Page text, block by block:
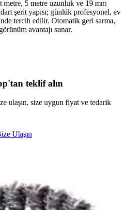
metre, 5 metre uzunluk ve 19 mm
şerit yapısı; günlük profesyonel, ev
tercih edilir. Otomatik geri sarma,
avantajı sunar.
teklif alın
ulaşın, size uygun fiyat ve tedarik
Ulaşın